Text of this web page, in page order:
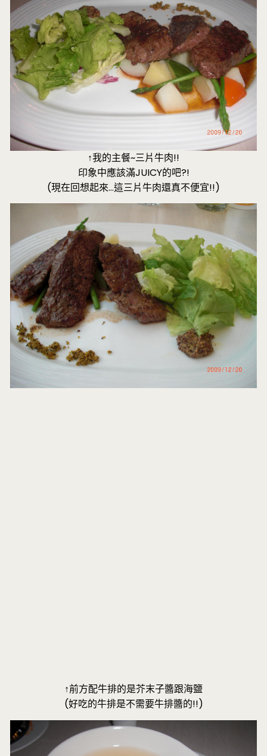
↑我的主餐~三片牛肉!!
印象中應該滿JUICY的吧?!
(現在回想起來…這三片牛肉還真不便宜!!)
↑前方配牛排的是芥末子醬跟海鹽
(好吃的牛排是不需要牛排醬的!!)